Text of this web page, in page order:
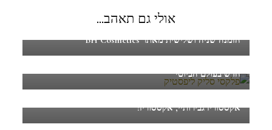
אולי גם תאהב...
הזמנה שניה ושלישית מאתר BH Cosmetics
חדש בעולם הביוטי
אקססוריז גבירותיי, אקססוריז!